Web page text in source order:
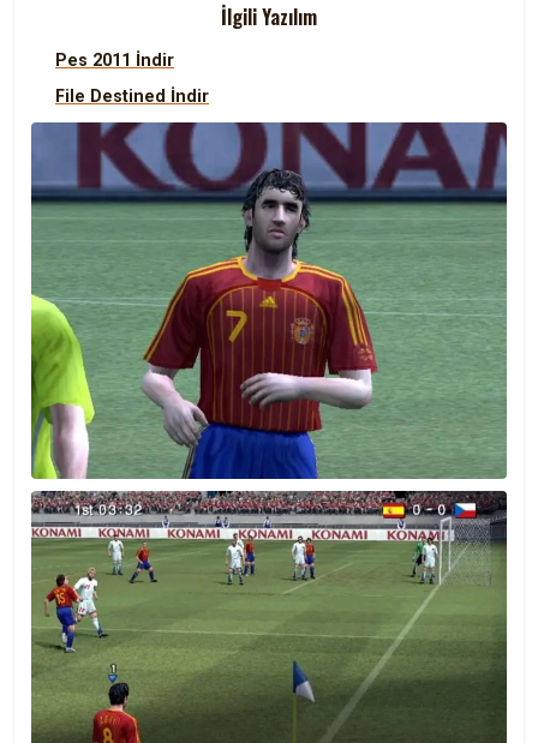
İlgili Yazılım
Pes 2011 İndir
File Destined İndir